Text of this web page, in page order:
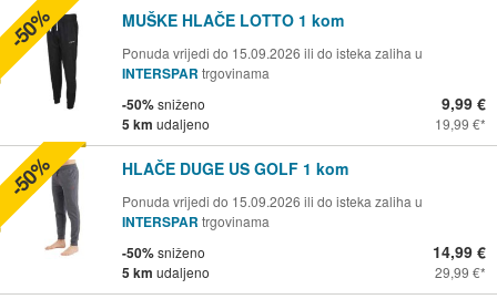
MUŠKE HLAČE LOTTO 1 kom
Ponuda vrijedi do 15.09.2026 ili do isteka zaliha u
INTERSPAR trgovinama
-50%sniženo
5 km udaljeno
9,99 €
19,99 €
-50%
HLAČE DUGE US GOLF 1 kom
Ponuda vrijedi do 15.09.2026 ili do isteka zaliha u
INTERSPAR trgovinama
-50%sniženo
5 km udaljeno
14,99 €
29,99 €
-50%